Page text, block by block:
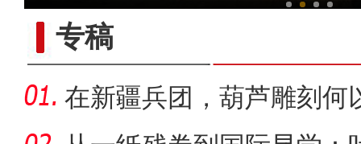
专稿
在新疆兵团，葫芦雕刻何